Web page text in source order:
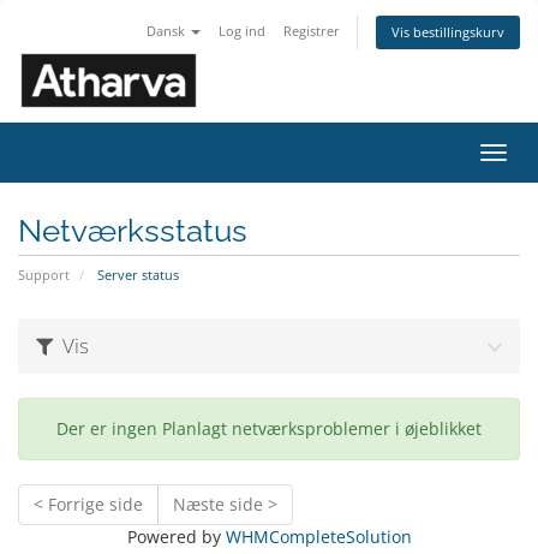
Dansk Log ind Registrer Vis bestillingskurv
Skift
Netværksstatus
Support Server status
Vis
Der er ingen Planlagt netværksproblemer i øjeblikket
< Forrige side
Næste side >
Powered by WHMCompleteSolution